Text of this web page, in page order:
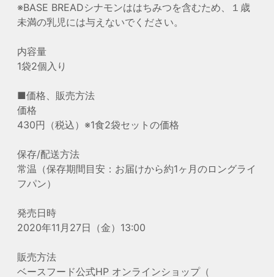
※BASE BREADシナモンははちみつを含むため、１歳
未満の乳児には与えないでください。
内容量
1袋2個入り
■価格、販売方法
価格
430円（税込）※1食2袋セットの価格
保存/配送方法
常温（保存期間目安：お届けから約1ヶ月のロングライ
フパン）
発売日時
2020年11月27日（金）13:00
販売方法
ベースフード公式HP オンラインショップ（